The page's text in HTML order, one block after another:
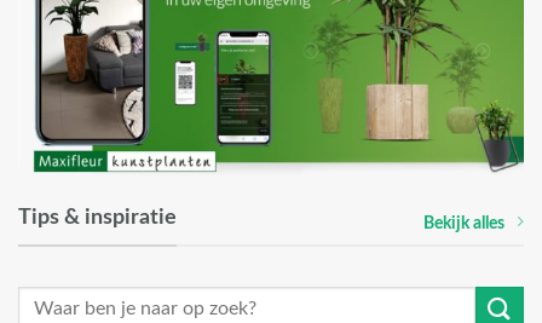
Tips & inspiratie Bekijk alles